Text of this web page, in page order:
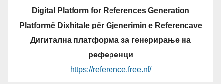
Digital Platform for References Generation
Platformë Dixhitale për Gjenerimin e Referencave
Дигитална платформа за генерирање на
референци
https://reference.free.nf/